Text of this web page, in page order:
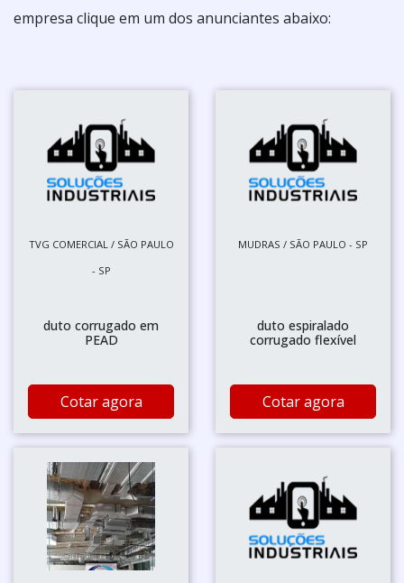
empresa clique em um dos anunciantes abaixo:
TVG COMERCIAL / SÃO PAULO
- SP
duto corrugado em
PEAD
Cotar agora
MUDRAS / SÃO PAULO - SP
duto espiralado
corrugado flexível
Cotar agora